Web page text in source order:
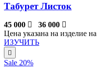
Табурет Листок
45 000
36 000
Цена указана на изделие
ИЗУЧИТЬ
Sale 20%